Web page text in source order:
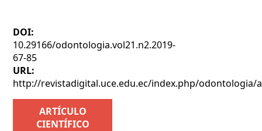
DOI:
10.29166/odontologia.vol21.n2.2019-
67-85
URL:
http://revistadigital.uce.edu.ec/index.php/odontologia/
ARTÍCULO
CIENTÍFICO